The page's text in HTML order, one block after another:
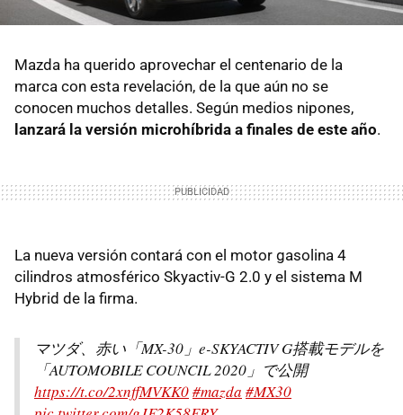
Mazda ha querido aprovechar el centenario de la
marca con esta revelación, de la que aún no se
conocen muchos detalles. Según medios nipones,
lanzará la versión microhíbrida a finales de este año.
La nueva versión contará con el motor gasolina 4
cilindros atmosférico Skyactiv-G 2.0 y el sistema M
Hybrid de la firma.
マツダ、赤い「MX-30」e-SKYACTIV G搭載モデルを
「AUTOMOBILE COUNCIL 2020」で公開
https://t.co/2xnffMVKK0#mazda #MX30